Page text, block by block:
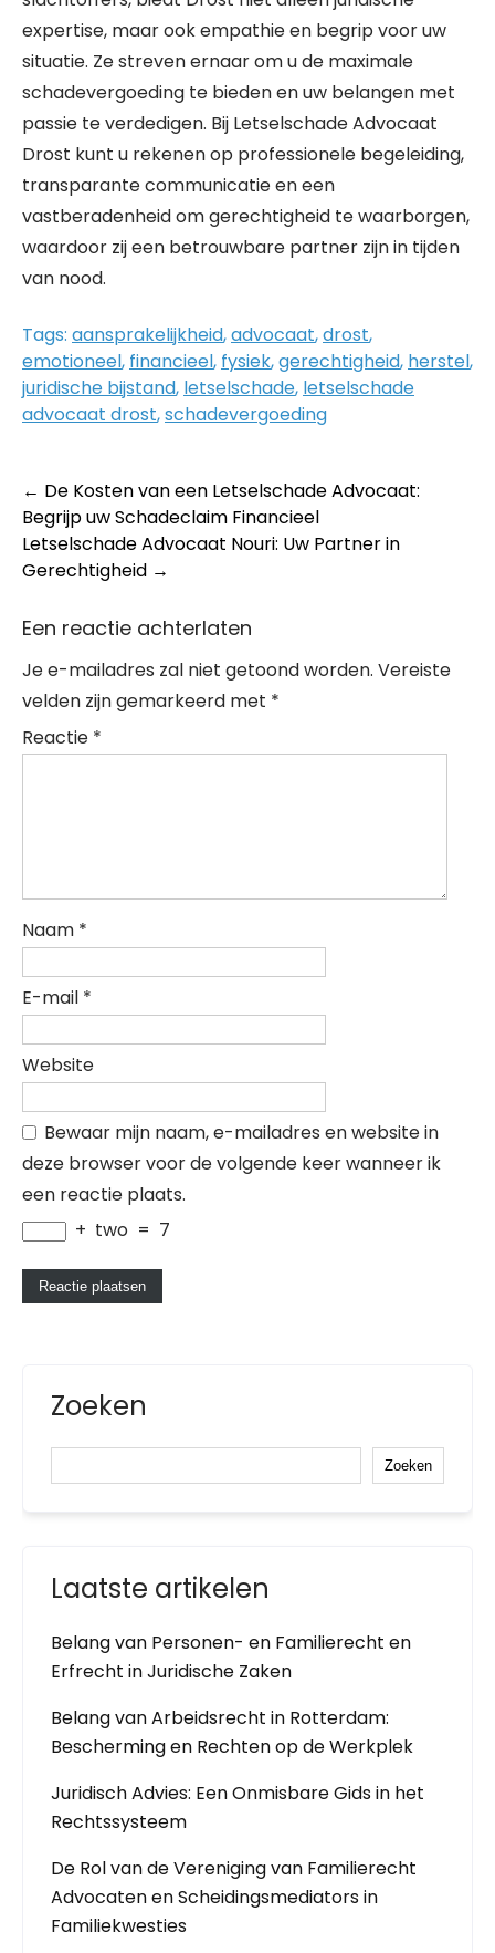
expertise, maar ook empathie en begrip voor uw
situatie. Ze streven ernaar om u de maximale
schadevergoeding te bieden en uw belangen met
passie te verdedigen. Bij Letselschade Advocaat
Drost kunt u rekenen op professionele begeleiding,
transparante communicatie en een
vastberadenheid om gerechtigheid te waarborgen,
waardoor zij een betrouwbare partner zijn in tijden
van nood.
Tags: aansprakelijkheid,advocaat,drost,
emotioneel, financieel, fysiek,gerechtigheid, herstel,
juridische bijstand, letselschade, letselschade
advocaat drost,schadevergoeding
Post
navigation
← De Kosten van een Letselschade Advocaat:
Begrijp uw Schadeclaim Financieel
Letselschade Advocaat Nouri: Uw Partner in
Gerechtigheid →
Een reactie achterlaten
Je e-mailadres zal niet getoond worden. Vereiste
velden zijn gemarkeerd met *
Reactie *
Naam *
E-mail *
Website
Bewaar mijn naam, e-mailadres en website in
deze browser voor de volgende keer wanneer ik
een reactie plaats.
+ two = 7
Zoeken
Zoeken
Laatste artikelen
Belang van Personen- en Familierecht en
Erfrecht in Juridische Zaken
Belang van Arbeidsrecht in Rotterdam:
Bescherming en Rechten op de Werkplek
Juridisch Advies: Een Onmisbare Gids in het
Rechtssysteem
De Rol van de Vereniging van Familierecht
Advocaten en Scheidingsmediators in
Familiekwesties